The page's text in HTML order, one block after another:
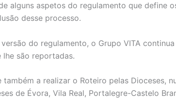
alguns aspetos do regulamento que define
desse processo.
do regulamento, o Grupo VITA
lhe são reportadas.
também a realizar o Roteiro pelas Dioceses,
de Évora, Vila Real, Portalegre-Castelo